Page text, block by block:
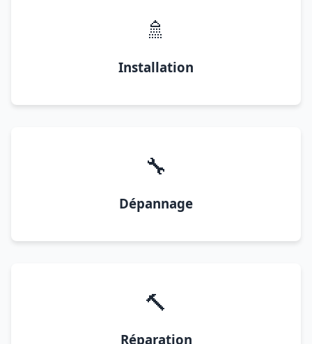
🚿
Installation
🔧
Dépannage
🔨
Réparation